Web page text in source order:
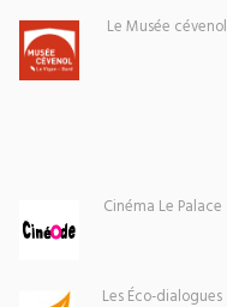
Le Musée cévenol
Cinéma Le Palace
Les Éco-dialogues